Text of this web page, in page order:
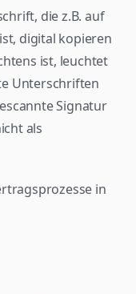
die z.B. auf
digital kopieren
ist, leuchtet
Unterschriften
Signatur
als
in